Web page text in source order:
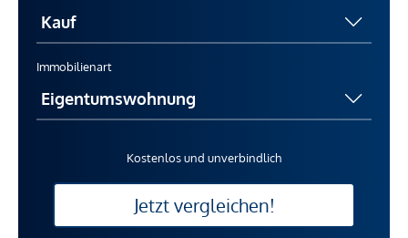
Immobilienart
Kostenlos und unverbindlich
Jetzt vergleichen!